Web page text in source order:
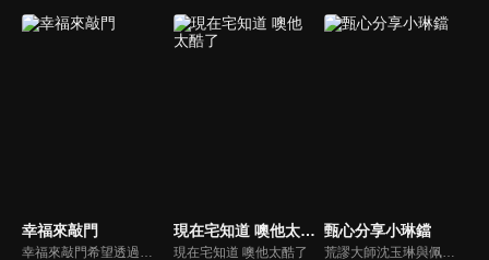
幸福來敲門
幸福來敲門希望透過藝人、觀眾、夫妻來賓的經驗分享以及專家解析：傳遞聖經中的家庭價值觀，提供現代人面臨婚姻與家庭各種狀況接踵而來時的答案，並且邀請上帝成為每個家庭的主人。
現在宅知道 噢他太酷了
現在宅知道 噢他太酷了
甄心分享小琳鐺
荒謬大師沈玉琳與佩甄全新搭檔，兩人幽默十足、幽默風趣地為節目穿針引線，結合各領域的職場達人、專家、明星PK暢談最IN話題，在快速變化的時代給您滿滿含金量的生活好智慧！